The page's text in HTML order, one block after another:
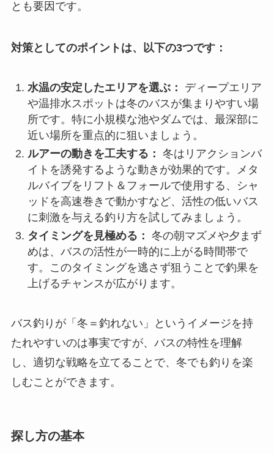
とも要因です。
対策としてのポイントは、以下の3つです：
水温の安定したエリアを選ぶ：
ディープエリア
や温排水スポットは冬のバスが集まりやすい場
所です。特に小規模な池やダムでは、最深部に
近い場所を重点的に狙いましょう。
ルアーの動きを工夫する： 冬はリアクションバ
イトを誘発するような動きが効果的です。メタ
ルバイブをリフト＆フォールで使用する、シャ
ッドを高速巻きで動かすなど、活性の低いバス
に刺激を与える釣り方を試してみましょう。
タイミングを見極める： 冬の朝マズメや夕まず
めは、バスの活性が一時的に上がる時間帯で
す。このタイミングを逃さず狙うことで釣果を
上げるチャンスが広がります。
バス釣りが「冬＝釣れない」というイメージを持
たれやすいのは事実ですが、バスの特性を理解
し、適切な戦略を立てることで、冬でも釣りを楽
しむことができます。
探し方の基本